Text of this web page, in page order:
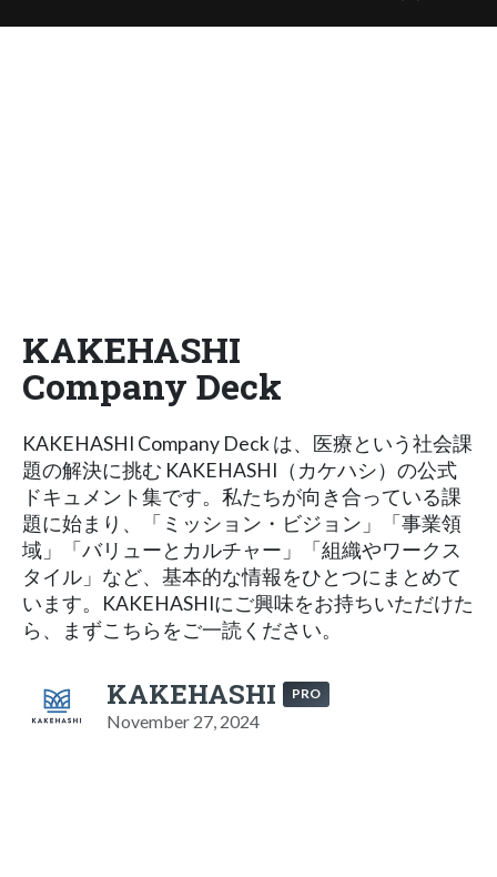
KAKEHASHI
Company Deck
KAKEHASHI Company Deck は、医療という社会課
題の解決に挑む KAKEHASHI（カケハシ）の公式
ドキュメント集です。私たちが向き合っている課
題に始まり、「ミッション・ビジョン」「事業領
域」「バリューとカルチャー」「組織やワークス
タイル」など、基本的な情報をひとつにまとめて
います。KAKEHASHIにご興味をお持ちいただけた
ら、まずこちらをご一読ください。
KAKEHASHI PRO
November 27, 2024